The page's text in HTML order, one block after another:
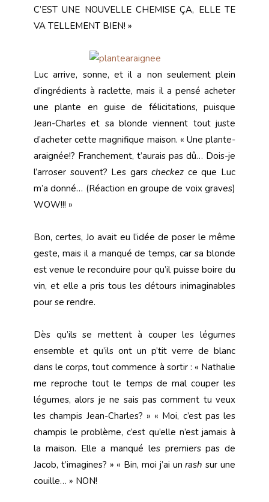
C’EST UNE NOUVELLE CHEMISE ÇA, ELLE TE
VA TELLEMENT BIEN! »
Luc arrive, sonne, et il a non seulement plein
d’ingrédients à raclette, mais il a pensé acheter
une plante en guise de félicitations, puisque
Jean-Charles et sa blonde viennent tout juste
d’acheter cette magnifique maison. « Une plante-
araignée!? Franchement, t’aurais pas dû… Dois-je
l’arroser souvent? Les garscheckez ce que Luc
m’a donné… (Réaction en groupe de voix graves)
WOW!!! »
Bon, certes, Jo avait eu l’idée de poser le même
geste, mais il a manqué de temps, car sa blonde
est venue le reconduire pour qu’il puisse boire du
vin, et elle a pris tous les détours inimaginables
pour se rendre.
Dès qu’ils se mettent à couper les légumes
ensemble et qu’ils ont un p’tit verre de blanc
dans le corps, tout commence à sortir : « Nathalie
me reproche tout le temps de mal couper les
légumes, alors je ne sais pas comment tu veux
les champis Jean-Charles? » « Moi, c’est pas les
champis le problème, c’est qu’elle n’est jamais à
la maison. Elle a manqué les premiers pas de
Jacob, t’imagines? » « Bin, moi j’ai unrash sur une
couille… » NON!